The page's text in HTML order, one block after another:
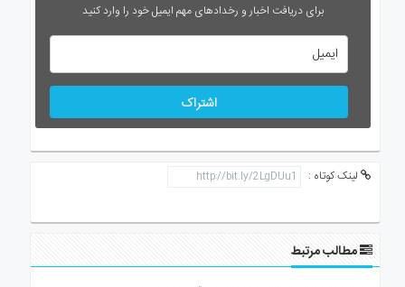
برای دریافت اخبار و رخدادهای مهم ایمیل خود را وارد کنید
اشتراک
لینک کوتاه :
مطالب مرتبط